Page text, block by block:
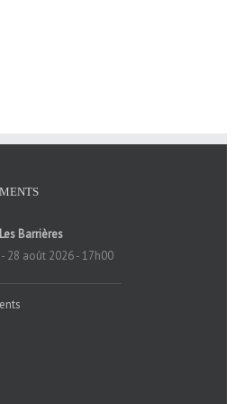
Barrières
- 28 août 2026 - 17h00